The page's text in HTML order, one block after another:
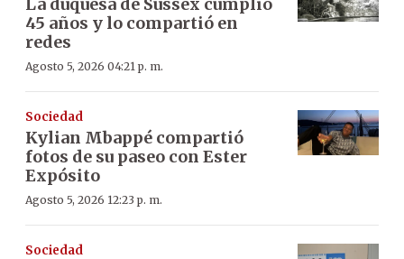
45 años y lo compartió en
redes
Agosto 5, 2026 04:21 p. m.
Sociedad
Kylian Mbappé compartió
fotos de su paseo con Ester
Expósito
Agosto 5, 2026 12:23 p. m.
Sociedad